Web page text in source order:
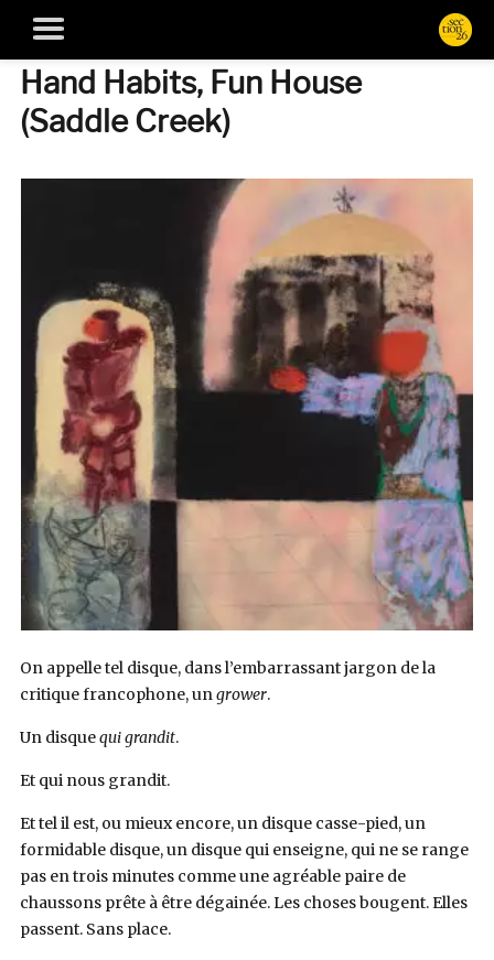
Hand Habits, Fun House
(Saddle Creek)
On appelle tel disque, dans l’embarrassant jargon de la
critique francophone, ungrower.
Un disquequi grandit.
Et qui nous grandit.
Et tel il est, ou mieux encore, un disque casse-pied, un
formidable disque, un disque qui enseigne, qui ne se range
pas en trois minutes comme une agréable paire de
chaussons prête à être dégainée. Les choses bougent. Elles
passent. Sans place.